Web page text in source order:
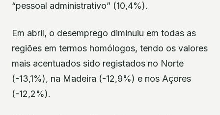
“pessoal administrativo” (10,4%).
Em abril, o desemprego diminuiu em todas as
regiões em termos homólogos, tendo os valores
mais acentuados sido registados no Norte
(-13,1%), na Madeira (-12,9%) e nos Açores
(-12,2%).